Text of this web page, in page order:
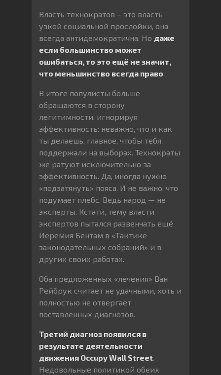
Власть технократов – это власть
узкой социальной прослойки, она
всегда антидемократична. Но даже
если большинство может
ошибаться, то это ещё не значит,
что меньшинство всегда право.
В итоге популисты больше
обращаются в сторону
легитимности, игнорируя
эффективность: неважно, что и как
ты делаешь, главное, чтобы тебя
поддержали на выборах. Технократы
же ратуют исключительно за
эффективность. Да, иногда нужно
«подзатянуть» пояса. И не важно, что
подумает плебс. Ведь народ — не
эксперты. Кстати, тему власти
экспертов пытался развенчать ещё
Иеремия Бентам в «Тактике
законодательных собраний» и в
других своих работах.
Оба предложенных «лечения» Ван
Рейбрук считает не удачными, хоть и
полностью не отвергает
поставленных диагнозов.
Третий диагноз появился в
результате деятельности
движения Occupy Wall Street.
Недовольные политикой обеих